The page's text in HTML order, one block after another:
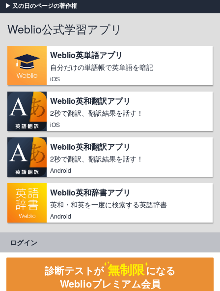
又の日のページの著作権
Weblio公式学習アプリ
Weblio英単語アプリ
自分だけの単語帳で英単語を暗記
iOS
Weblio英和翻訳アプリ
2秒で翻訳、翻訳結果を話す！
iOS
Weblio英和翻訳アプリ
2秒で翻訳、翻訳結果を話す！
Android
Weblio英和辞書アプリ
英和・和英を一度に検索する英語辞書
Android
ログイン
診断テストが 無制限になる
Weblioプレミアム会員